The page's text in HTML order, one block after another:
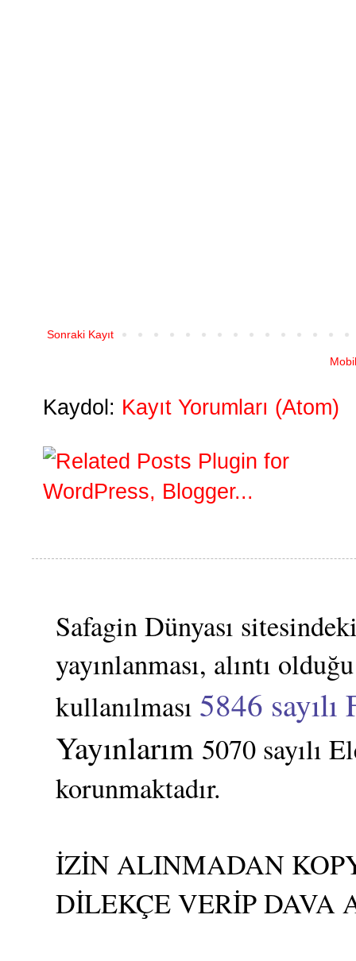
Sonraki Kayıt
Kaydol: Kayıt Yorumları (Atom)
Safagin Dünyası
yayınlanması, alıntı
kullanılması 5846 sayılı
Yayınlarım 5070 sayılı
korunmaktadır.
İZİN ALINMADAN
DİLEKÇE VERİP